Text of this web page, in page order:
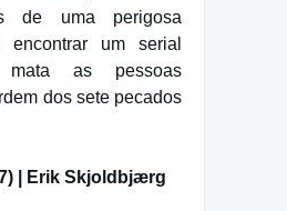
de uma perigosa
encontrar um serial
as pessoas
dos sete pecados
| Erik Skjoldbjærg